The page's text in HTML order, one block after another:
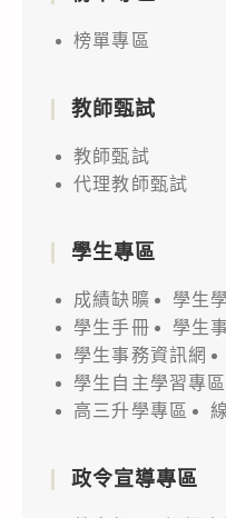
榜單專區
教師甄試
教師甄試
代理教師甄試
學生專區
成績缺曠
學生
學生手冊
學生
學生事務資訊網
學生自主學習專區
高三升學專區
政令宣導專區